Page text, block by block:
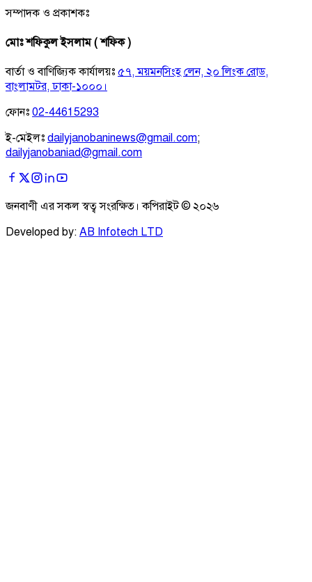
সম্পাদক ও প্রকাশকঃ
মোঃ শফিকুল ইসলাম ( শফিক )
বার্তা ও বাণিজ্যিক কার্যালয়ঃ ৫৭, ময়মনসিংহ লেন, ২০ লিংক রোড,
বাংলামটর, ঢাকা-১০০০।
ফোনঃ 02-44615293
ই-মেইলঃ dailyjanobaninews@gmail.com;
dailyjanobaniad@gmail.com
জনবাণী এর সকল স্বত্ব সংরক্ষিত। কপিরাইট © ২০২৬
Developed by: AB Infotech LTD